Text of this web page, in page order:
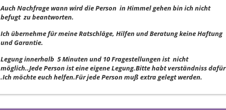
Auch Nachfrage wann wird die Person in Himmel gehen bin ich nicht
befugt zu beantworten.
Ich übernehme für meine Ratschläge, Hilfen und Beratung keine Haftung
und Garantie.
Legung innerhalb 5 Minuten und 10 Fragestellungen ist nicht
möglich..Jede Person ist eine eigene Legung.Bitte habt verständniss dafür
.Ich möchte euch helfen.Für jede Person muß extra gelegt werden.